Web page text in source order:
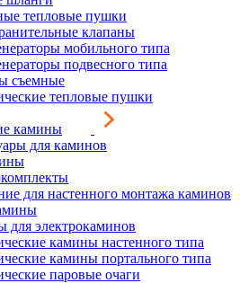
тепловые пушки
клапаны
мобильного типа
подвесного типа
съемные
тепловые пушки
камины
для каминов
для настенного монтажа каминов
для электрокаминов
камины настенного типа
камины портального типа
паровые очаги